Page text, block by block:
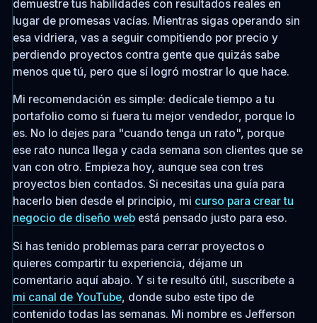
demuestre tus habilidades con resultados reales en
lugar de promesas vacías. Mientras sigas operando sin
esa vidriera, vas a seguir compitiendo por precio y
perdiendo proyectos contra gente que quizás sabe
menos que tú, pero que sí logró mostrar lo que hace.
Mi recomendación es simple: dedícale tiempo a tu
portafolio como si fuera tu mejor vendedor, porque lo
es. No lo dejes para "cuando tenga un rato", porque
ese rato nunca llega y cada semana son clientes que se
van con otro. Empieza hoy, aunque sea con tres
proyectos bien contados. Si necesitas una guía para
hacerlo bien desde el principio, mi curso para crear tu
negocio de diseño webestá pensado justo para eso.
Si has tenido problemas para cerrar proyectos o
quieres compartir tu experiencia, déjame un
comentario aquí abajo. Y si te resultó útil, suscríbete a
mi canal de YouTube, donde subo este tipo de
contenido todas las semanas. Mi nombre es Jefferson